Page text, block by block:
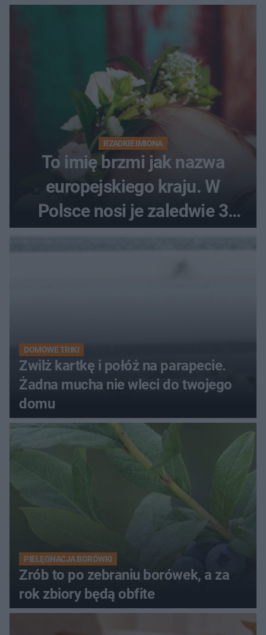
RZADKIE IMIONA
To imię brzmi jak nazwa
europejskiego kraju. W
Polsce nosi je zaledwie 3
DOMOWE TRIKI
Zwilż kartkę i połóż na parapecie.
Żadna mucha nie wleci do twojego
domu
PIELĘGNACJA BORÓWKI
Zrób to po zebraniu borówek, a za
rok zbiory będą obfite